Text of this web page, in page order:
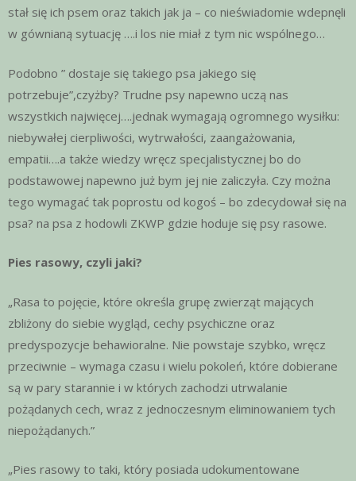
stał się ich psem oraz takich jak ja – co nieświadomie wdepnęli
w gównianą sytuację ….i los nie miał z tym nic wspólnego…
Podobno ” dostaje się takiego psa jakiego się
potrzebuje”,czyżby? Trudne psy napewno uczą nas
wszystkich najwięcej….jednak wymagają ogromnego wysiłku:
niebywałej cierpliwości, wytrwałości, zaangażowania,
empatii….a także wiedzy wręcz specjalistycznej bo do
podstawowej napewno już bym jej nie zaliczyła. Czy można
tego wymagać tak poprostu od kogoś – bo zdecydował się na
psa? na psa z hodowli ZKWP gdzie hoduje się psy rasowe.
Pies rasowy, czyli jaki?
„Rasa to pojęcie, które określa grupę zwierząt mających
zbliżony do siebie wygląd, cechy psychiczne oraz
predyspozycje behawioralne. Nie powstaje szybko, wręcz
przeciwnie – wymaga czasu i wielu pokoleń, które dobierane
są w pary starannie i w których zachodzi utrwalanie
pożądanych cech, wraz z jednoczesnym eliminowaniem tych
niepożądanych.”
„Pies rasowy to taki, który posiada udokumentowane